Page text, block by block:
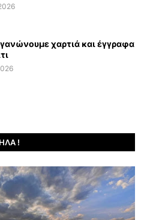
χαρτιά και έγγραφα
!